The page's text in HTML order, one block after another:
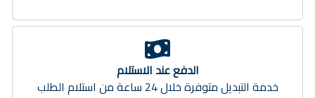
الدفع عند الاستلام
خدمة التبديل متوفرة خلال 24 ساعة من استلام الطلب